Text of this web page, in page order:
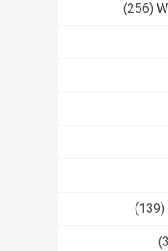
(256)
(139)